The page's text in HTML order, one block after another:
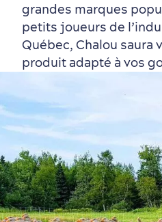
grandes marques
petits joueurs de
Québec, Chalou saura
produit adapté à vos